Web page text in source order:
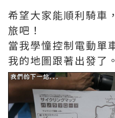
希望大家能順利騎車
旅吧！
當我學憧控制電動單
我的地圖跟著出發了。